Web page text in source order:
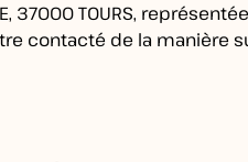
37000 TOURS,
contacté de la manière